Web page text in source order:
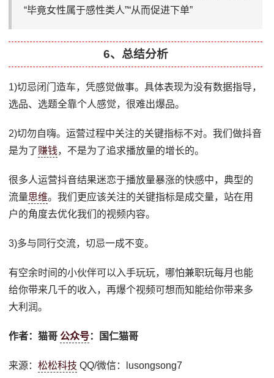
“毕竟女性属于感性类人”“从而促进下单”
6、总结分析
1)切忌闭门造车，凭感觉做事。具体表现为没有数据指导，
选品、选题全靠个人感觉，很难出爆品。
2)切勿自嗨。运营过程中关注的关键指标不对。我们做抖音
是为了赚钱，不是为了追求播放量的增长的。
很多人运营抖音结果迷恋于播放量暴涨的快感中，典型的
流量思维。我们更应该关注的关键指标是成交量，站在用
户的角度去优化我们的视频内容。
3)多与同行交流，切忌一成不变。
有空余时间的小伙伴可以入手玩玩，哪怕兼职玩每月也能
给你带来几千的收入，再爆个视频可想而知能给你带来多
大利润。
作者：猫哥公众号：国仁猫哥
来源：松松科技 QQ/微信：lusongsong7